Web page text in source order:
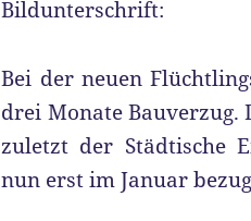
Bildunterschrift:
Bei der neuen
drei Monate Bauverzug.
zuletzt der Städtische
nun erst im Januar